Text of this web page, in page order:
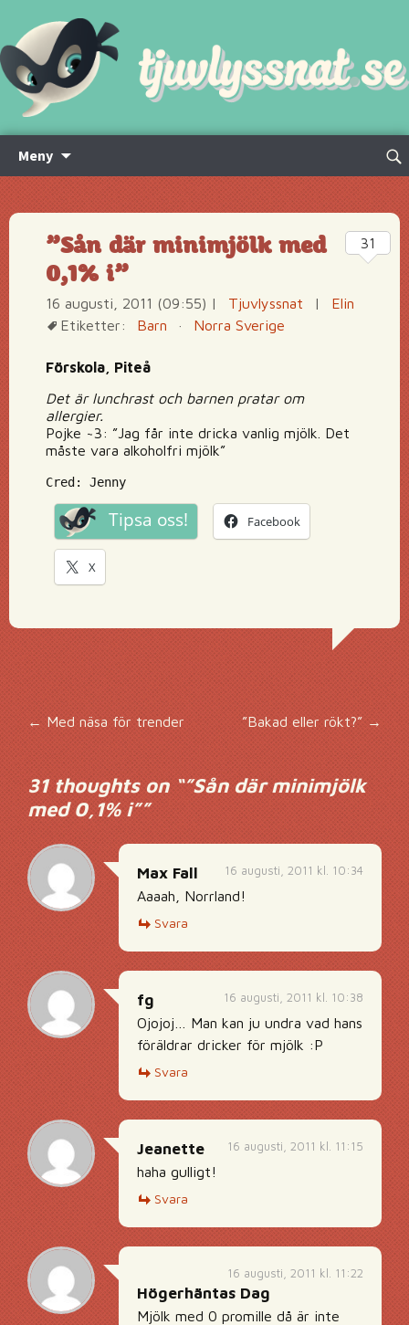
Meny
innehåll
Sök
”Sån där minimjölk med
0,1% i”
16 augusti, 2011 (09:55) | Tjuvlyssnat |
Elin
Etiketter:
Barn · Norra Sverige
Förskola, Piteå
Det är lunchrast och barnen pratar om
allergier.
Pojke ~3: ”Jag får inte dricka vanlig mjölk. Det
måste vara alkoholfri mjölk”
Cred: Jenny
Tipsa oss! Facebook
X
31
Inläggsnavigering
←Med näsa för trender ”Bakad eller rökt?”→
31 thoughts on “”Sån där minimjölk
med 0,1% i””
16 augusti, 2011 kl. 10:34
Max Fall
Aaaah, Norrland!
Svara
16 augusti, 2011 kl. 10:38
fg
Ojojoj… Man kan ju undra vad hans
föräldrar dricker för mjölk :P
Svara
16 augusti, 2011 kl. 11:15
Jeanette
haha gulligt!
Svara
16 augusti, 2011 kl. 11:22
Högerhäntas Dag
Mjölk med 0 promille då är inte